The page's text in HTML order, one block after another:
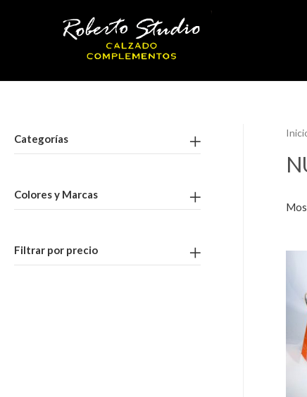
Categorías
Colores y Marcas
Filtrar por precio